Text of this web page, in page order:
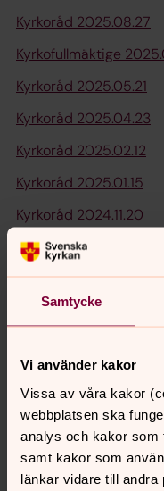
Samtycke
Vi använder kakor
Vissa av våra kakor
webbplatsen ska
analys och kakor som
samt kakor som
länkar vidare till
Kyrkoråd 2025.08.27
Kyrkofullmäktige
Kyrkoråd 2025.05.21
Kyrkoråd 2025.04.23
Kyrkoråd 2025.02.12
Kyrkoråd 2025.01.15
Kyrkoråd 2024.11.20
Kyrkofullmäktige
Kyrkoråd 20224.10.16
Kyrkoråd 2024.09.18
Kyrkofullmäktige
Kyrkoråd 2024.04.22
Kyrkoråd 2024.03.27
Kyrkoråd 2024.02.28